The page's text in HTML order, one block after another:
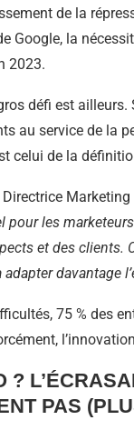
de la
Google, la
2023.
défi est ailleurs.
au service de la
celui de la
pour les
et des clients.
adapter davantage
75 % des
?
PAS